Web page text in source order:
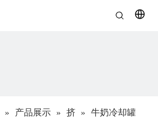
» 产品展示 » 挤 » 牛奶冷却罐